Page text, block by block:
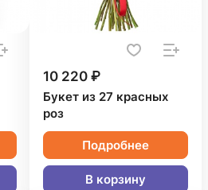
10 220 ₽
Букет из 27 красных
роз
Подробнее
В корзину